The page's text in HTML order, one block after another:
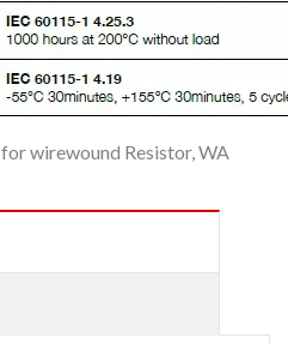
wirewound Resistor, WA